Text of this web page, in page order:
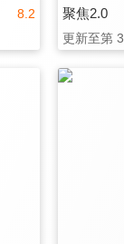
8.2 聚焦2.0
更新至第